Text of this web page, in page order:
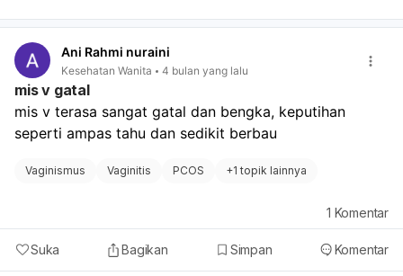
berhubungan, sangat disarankan untuk segera
kebidanan (Obgyn). Dokter dapat melakukan
pemeriksaan lebih menyeluruh, seperti pemeriksaan fisik,
USG, atau tes darah, untuk mengetahui penyebab pasti
dari bercak darah cokelat dan perdarahan yang Anda
alami. Ini penting untuk menyingkirkan kondisi lain seperti
kondisi rahim lainnya yang mungkin memerlukan
bisa mendapatkan diagnosis dan penanganan yang
tepat.
Ani Rahmi nuraini
Kesehatan Wanita 4 bulan yang lalu
mis v gatal
mis v terasa sangat gatal dan bengka, keputihan
seperti ampas tahu dan sedikit berbau
Vaginismus Vaginitis PCOS +1 topik lainnya
Suka Bagikan Simpan Komentar
1 Komentar